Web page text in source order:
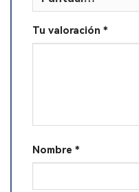
Tu valoración *
Nombre *